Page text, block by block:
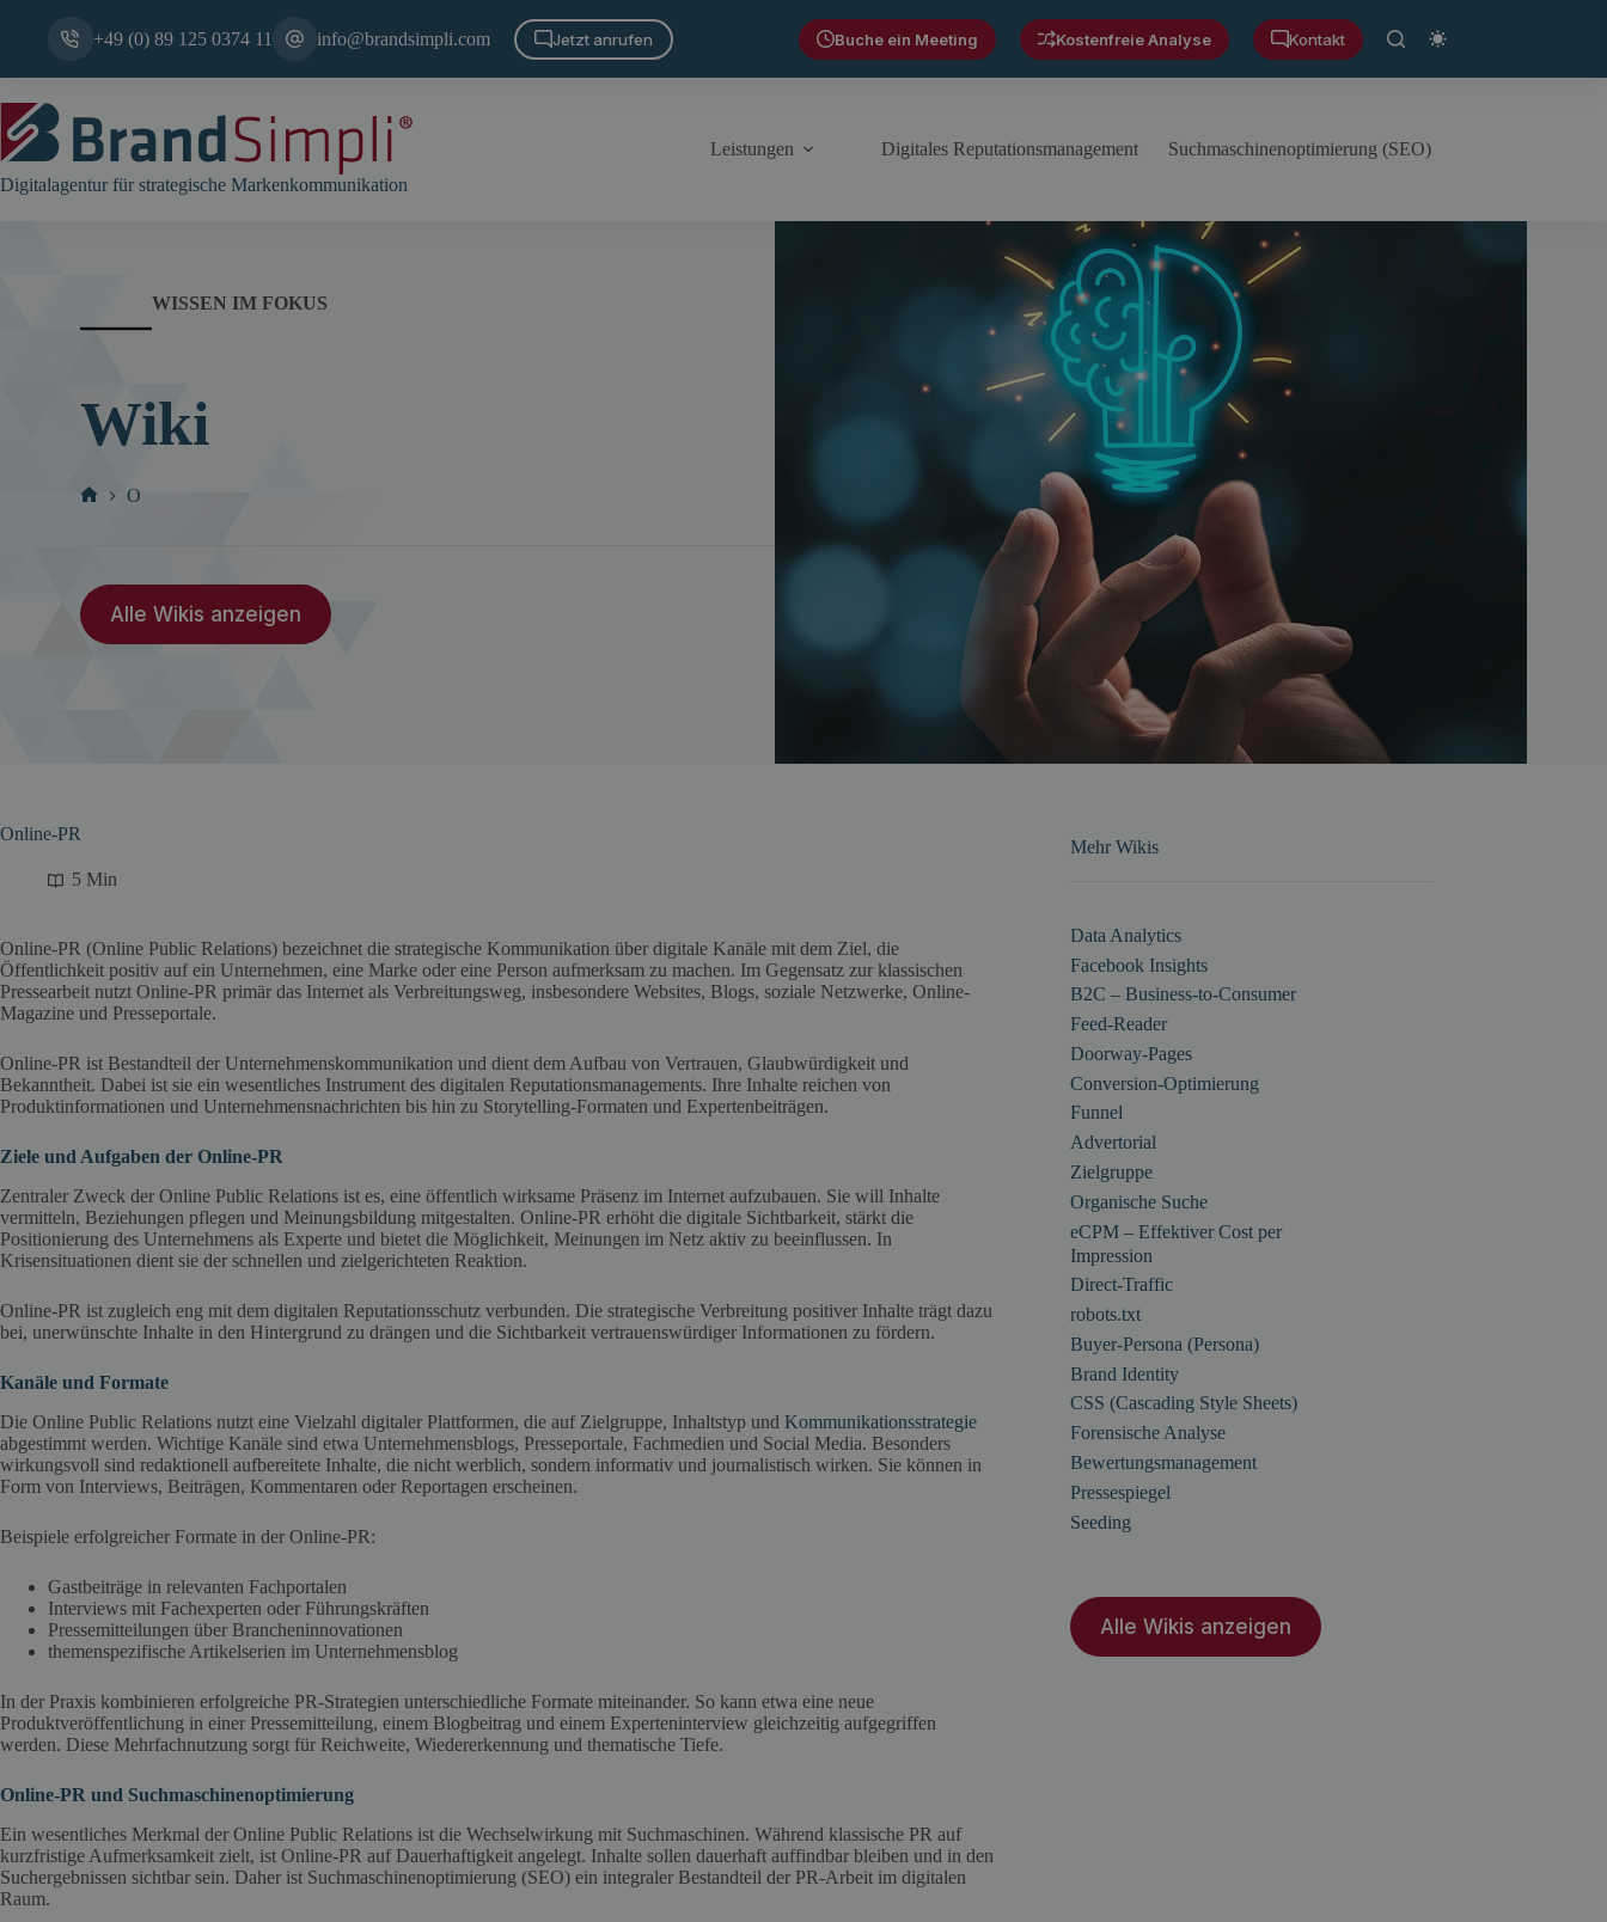
+49 (0) 89 125 0374 11 info@brandsimpli.com Jetzt anrufen Buche ein Meeting Kostenfreie Analyse Kontakt
Digitalagentur für strategische Markenkommunikation
Leistungen Digitales Reputationsmanagement Suchmaschinenoptimierung (SEO)
WISSEN IM FOKUS
Wiki
O
Alle Wikis anzeigen
Online-PR
5 Min
Online-PR (Online Public Relations) bezeichnet die strategische Kommunikation über digitale Kanäle mit dem Ziel, die
Öffentlichkeit positiv auf ein Unternehmen, eine Marke oder eine Person aufmerksam zu machen. Im Gegensatz zur klassischen
Pressearbeit nutzt Online-PR primär das Internet als Verbreitungsweg, insbesondere Websites, Blogs, soziale Netzwerke, Online-
Magazine und Presseportale.
Online-PR ist Bestandteil der Unternehmenskommunikation und dient dem Aufbau von Vertrauen, Glaubwürdigkeit und
Bekanntheit. Dabei ist sie ein wesentliches Instrument des digitalen Reputationsmanagements. Ihre Inhalte reichen von
Produktinformationen und Unternehmensnachrichten bis hin zu Storytelling-Formaten und Expertenbeiträgen.
Ziele und Aufgaben der Online-PR
Zentraler Zweck der Online Public Relations ist es, eine öffentlich wirksame Präsenz im Internet aufzubauen. Sie will Inhalte
vermitteln, Beziehungen pflegen und Meinungsbildung mitgestalten. Online-PR erhöht die digitale Sichtbarkeit, stärkt die
Positionierung des Unternehmens als Experte und bietet die Möglichkeit, Meinungen im Netz aktiv zu beeinflussen. In
Krisensituationen dient sie der schnellen und zielgerichteten Reaktion.
Online-PR ist zugleich eng mit dem digitalen Reputationsschutz verbunden. Die strategische Verbreitung positiver Inhalte trägt dazu
bei, unerwünschte Inhalte in den Hintergrund zu drängen und die Sichtbarkeit vertrauenswürdiger Informationen zu fördern.
Kanäle und Formate
Die Online Public Relations nutzt eine Vielzahl digitaler Plattformen, die auf Zielgruppe, Inhaltstyp und Kommunikationsstrategie
abgestimmt werden. Wichtige Kanäle sind etwa Unternehmensblogs, Presseportale, Fachmedien und Social Media. Besonders
wirkungsvoll sind redaktionell aufbereitete Inhalte, die nicht werblich, sondern informativ und journalistisch wirken. Sie können in
Form von Interviews, Beiträgen, Kommentaren oder Reportagen erscheinen.
Beispiele erfolgreicher Formate in der Online-PR:
Gastbeiträge in relevanten Fachportalen
Interviews mit Fachexperten oder Führungskräften
Pressemitteilungen über Brancheninnovationen
themenspezifische Artikelserien im Unternehmensblog
In der Praxis kombinieren erfolgreiche PR-Strategien unterschiedliche Formate miteinander. So kann etwa eine neue
Produktveröffentlichung in einer Pressemitteilung, einem Blogbeitrag und einem Experteninterview gleichzeitig aufgegriffen
werden. Diese Mehrfachnutzung sorgt für Reichweite, Wiedererkennung und thematische Tiefe.
Online-PR und Suchmaschinenoptimierung
Ein wesentliches Merkmal der Online Public Relations ist die Wechselwirkung mit Suchmaschinen. Während klassische PR auf
kurzfristige Aufmerksamkeit zielt, ist Online-PR auf Dauerhaftigkeit angelegt. Inhalte sollen dauerhaft auffindbar bleiben und in den
Suchergebnissen sichtbar sein. Daher ist Suchmaschinenoptimierung (SEO) ein integraler Bestandteil der PR-Arbeit im digitalen
Raum.
Mehr Wikis
Data Analytics
Facebook Insights
B2C – Business-to-Consumer
Feed-Reader
Doorway-Pages
Conversion-Optimierung
Funnel
Advertorial
Zielgruppe
Organische Suche
eCPM – Effektiver Cost per
Impression
Direct-Traffic
robots.txt
Buyer-Persona (Persona)
Brand Identity
CSS (Cascading Style Sheets)
Forensische Analyse
Bewertungsmanagement
Pressespiegel
Seeding
Alle Wikis anzeigen